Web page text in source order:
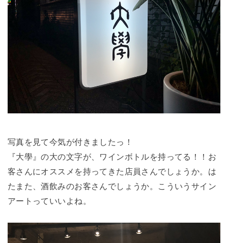
写真を見て今気が付きましたっ！
『大學』の大の文字が、ワインボトルを持ってる！！お
客さんにオススメを持ってきた店員さんでしょうか。は
たまた、酒飲みのお客さんでしょうか。こういうサイン
アートっていいよね。